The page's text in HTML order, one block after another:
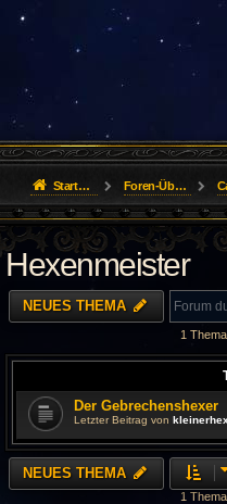
Startseite Foren-Übersicht
Hexenmeister
NEUES THEMA
1
Der Gebrechenshexer
Letzter Beitrag von
NEUES THEMA
1